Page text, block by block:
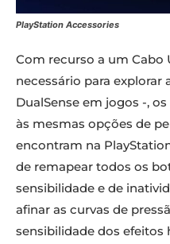
PlayStation Accessories
Com recurso a um Cabo
necessário para explorar
DualSense em jogos -,
às mesmas opções de
encontram na
de remapear todos os
sensibilidade e de
afinar as curvas de
sensibilidade dos efeitos